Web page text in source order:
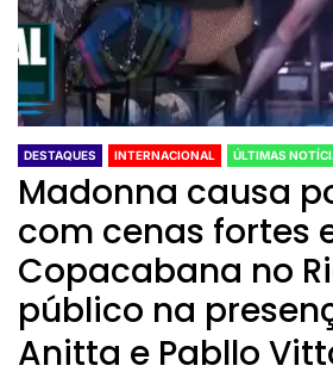
DESTAQUES INTERNACIONAL ÚLTIMAS
Madonna causa
com cenas fortes
Copacabana no
público na
Anitta e Pabllo